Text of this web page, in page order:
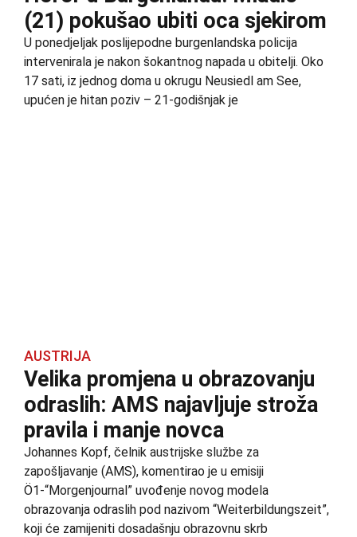
(21) pokušao ubiti oca sjekirom
U ponedjeljak poslijepodne burgenlandska policija
intervenirala je nakon šokantnog napada u obitelji. Oko
17 sati, iz jednog doma u okrugu Neusiedl am See,
upućen je hitan poziv – 21-godišnjak je
AUSTRIJA
Velika promjena u obrazovanju
odraslih: AMS najavljuje stroža
pravila i manje novca
Johannes Kopf, čelnik austrijske službe za
zapošljavanje (AMS), komentirao je u emisiji
Ö1-“Morgenjournal” uvođenje novog modela
obrazovanja odraslih pod nazivom “Weiterbildungszeit”,
koji će zamijeniti dosadašnju obrazovnu skrb